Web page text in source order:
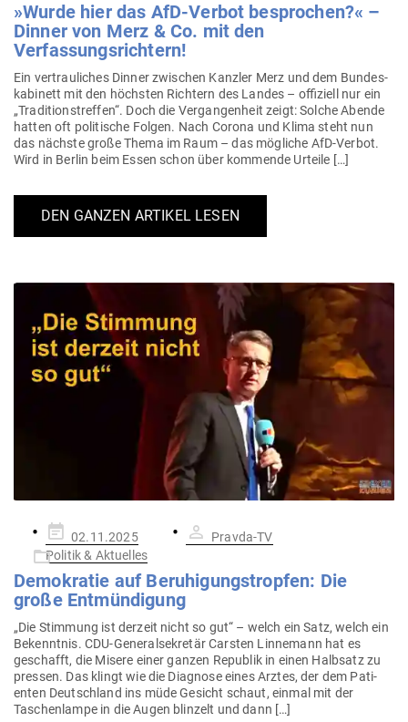
»Wurde hier das AfD-Verbot besprochen?« –
Dinner von Merz & Co. mit den
Verfassungsrichtern!
Ein ver­trau­liches Dinner zwi­schen Kanzler Merz und dem Bun­des­
ka­binett mit den höchsten Richtern des Landes – offi­ziell nur ein
„Tra­di­ti­ons­treffen“. Doch die Ver­gan­genheit zeigt: Solche Abende
hatten oft poli­tische Folgen. Nach Corona und Klima steht nun
das nächste große Thema im Raum – das mög­liche AfD-Verbot.
Wird in Berlin beim Essen schon über kom­mende Urteile […]
DEN GANZEN ARTIKEL LESEN
Gepostet
am
02.11.2025
Pravda-TV
Politik & Aktuelles
Demo­kratie auf Beru­hi­gung­stropfen: Die
große Entmündigung
„Die Stimmung ist derzeit nicht so gut“ – welch ein Satz, welch ein
Bekenntnis. CDU-Gene­ral­­se­­k­retär Carsten Lin­nemann hat es
geschafft, die Misere einer ganzen Republik in einen Halbsatz zu
pressen. Das klingt wie die Dia­gnose eines Arztes, der dem Pati­
enten Deutschland ins müde Gesicht schaut, einmal mit der
Taschen­lampe in die Augen blinzelt und dann […]